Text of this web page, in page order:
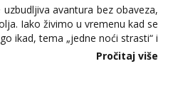
avantura bez obaveza,
Iako živimo u vremenu kad se
ikad, tema „jedne noći strasti“ i
Što zapravo misle žene, a što
Pročitaj više